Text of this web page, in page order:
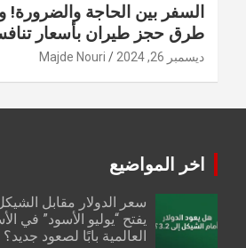
السفر بين الحاجة والضرورة!
طرق حجز طيران بأسعار
ديسمبر 26, 2024 Majde Nouri
اخر المواضيع
سعر الدولار مقابل
يفتح “يوليو الأسود” في
العالمية بابًا لصعود جديد؟